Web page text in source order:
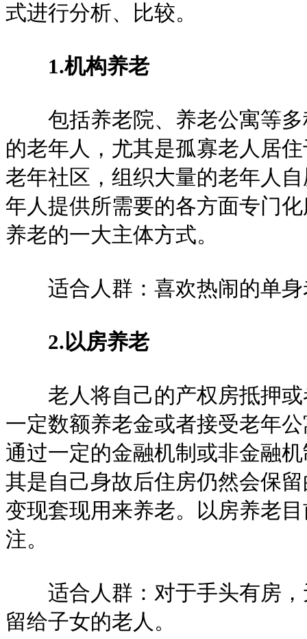
式进行分析、比较。
1.机构养老
包括养老院、养老公寓等多
的老年人，尤其是孤寡老人居
老年社区，组织大量的老年人
年人提供所需要的各方面专门
养老的一大主体方式。
适合人群：喜欢热闹的单身
2.以房养老
老人将自己的产权房抵押或
一定数额养老金或者接受老年
通过一定的金融机制或非金融
其是自己身故后住房仍然会保
变现套现用来养老。以房养老
注。
适合人群：对于手头有房，
留给子女的老人。